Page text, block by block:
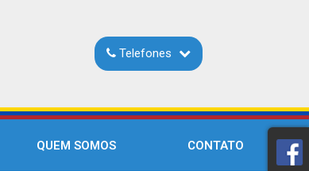
Telefones
QUEM SOMOS CONTATO